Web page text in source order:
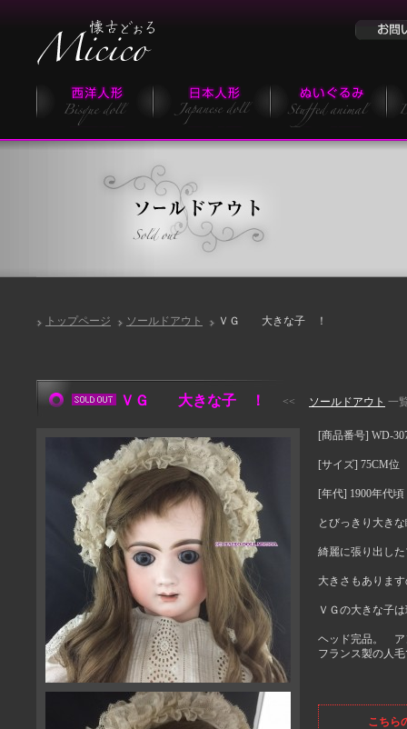
トップページ ソールドアウト ＶＧ 大きな子 ！
ＶＧ 大きな子 ！ << ソールドアウト 一
[商品番号] WD-
[サイズ] 75CM位
[年代] 1900年代頃
とびっきり大き
綺麗に張り出し
大きさもありま
ＶＧの大きな子
ヘッド完品。 ア
フランス製の人
こちら